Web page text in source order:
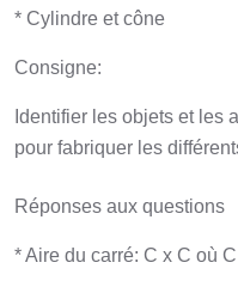
* Cylindre et cône
Consigne:
Identifier les objets et les
pour fabriquer les
Réponses aux questions
* Aire du carré: C x C où